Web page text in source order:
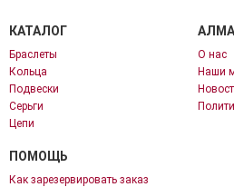
КАТАЛОГ
Браслеты
Кольца
Подвески
Серьги
Цепи
О нас
Наши
ПОМОЩЬ
Как зарезервировать заказ